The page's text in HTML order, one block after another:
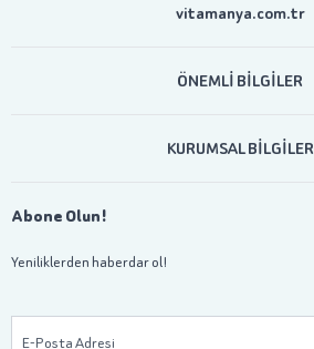
vitamanya.com.tr
ÖNEMLİ BİLGİLER
KURUMSAL BİLGİLER
Abone Olun!
Yeniliklerden haberdar ol!
E-Posta Adresi